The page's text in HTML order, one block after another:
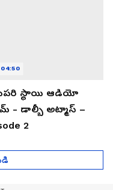
స్థాయి ఆడియో
- డాల్బీ అట్మాస్ –
2
04:50